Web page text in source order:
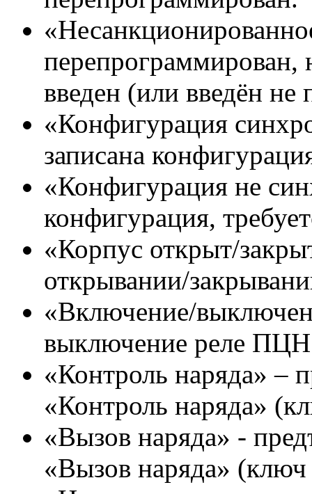
перепрограммирован,
введен (или введён не
«Конфигурация
записана
«Конфигурация не
конфигурация,
«Корпус открыт/
открывании/
«Включение/
выключение реле
«Контроль наряда» –
«Контроль наряда»
«Вызов наряда» -
«Вызов наряда» (ключ